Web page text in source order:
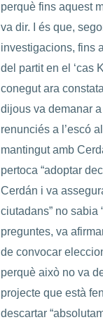
perquè fins aquest
va dir. I és que,
investigacions, fins
del partit en el ‘cas
conegut ara
dijous va demanar
renunciés a l’escó
mantingut amb
pertoca “adoptar
Cerdán i va
ciutadans” no sabia
preguntes, va
de convocar
perquè això no va
projecte que està
descartar